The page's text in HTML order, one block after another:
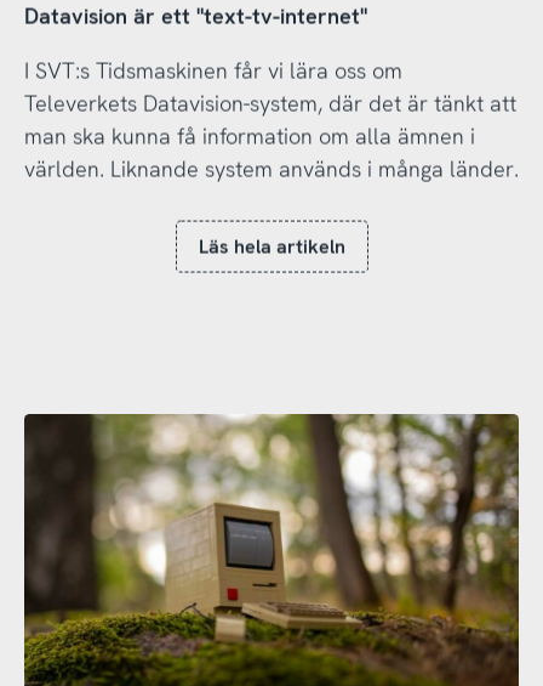
Datavision är ett "text-tv-internet"
I SVT:s Tidsmaskinen får vi lära oss om
Televerkets Datavision-system, där det är tänkt att
man ska kunna få information om alla ämnen i
världen. Liknande system används i många länder.
Läs hela artikeln